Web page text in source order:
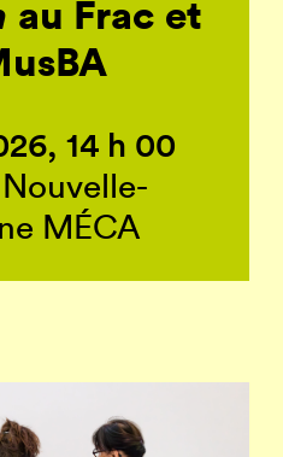
au Frac et
14 h 00
MÉCA